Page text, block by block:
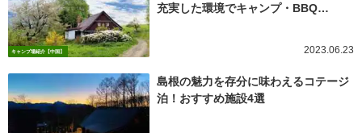
キャンプ場紹介【中国】
充実した環境でキャンプ・BBQ…
2023.06.23
島根の魅力を存分に味わえるコテージ
泊！おすすめ施設4選